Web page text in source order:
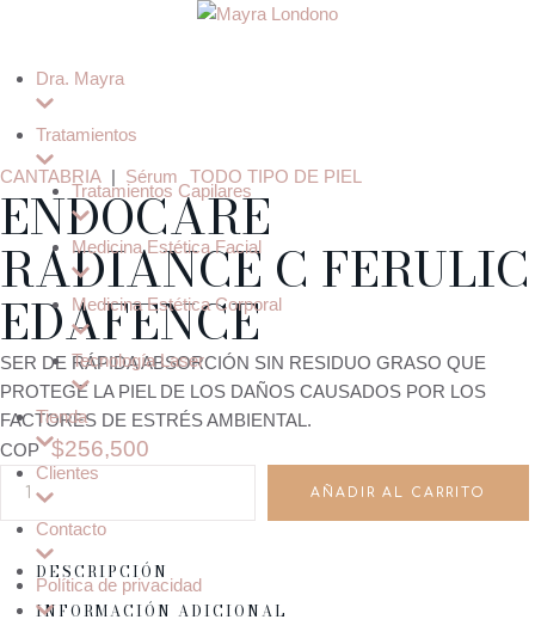
Dra. Mayra
Tratamientos
Tratamientos Capilares
Medicina Estética Facial
Medicina Estética Corporal
Tecnología Laser
Tienda
Clientes
Contacto
Política de privacidad
CANTABRIA | Sérum TODO TIPO DE PIEL
ENDOCARE
RADIANCE C FERULIC
EDAFENCE
SER DE RÁPIDA ABSORCIÓN SIN RESIDUO GRASO QUE
PROTEGE LA PIEL DE LOS DAÑOS CAUSADOS POR LOS
FACTORES DE ESTRÉS AMBIENTAL.
COP $256,500
AÑADIR AL CARRITO
DESCRIPCIÓN
INFORMACIÓN ADICIONAL